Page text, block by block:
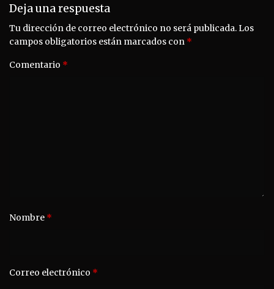
Deja una respuesta
Tu dirección de correo electrónico no será publicada.Los
campos obligatorios están marcados con *
Comentario *
Nombre *
Correo electrónico *